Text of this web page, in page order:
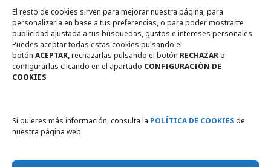
El resto de cookies sirven para mejorar nuestra página, para
personalizarla en base a tus preferencias, o para poder mostrarte
publicidad ajustada a tus búsquedas, gustos e intereses personales.
Puedes aceptar todas estas cookies pulsando el
botón ACEPTAR,rechazarlas pulsando el botón RECHAZARo
configurarlas clicando en el apartado CONFIGURACIÓN DE
COOKIES.
Si quieres más información, consulta la POLÍTICA DE COOKIESde
nuestra página web.
Tienda online Legal
Política de privacidad
Política de Cookies